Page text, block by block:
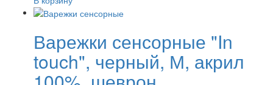
Варежки сенсорные "In
touch", черный, М, акрил